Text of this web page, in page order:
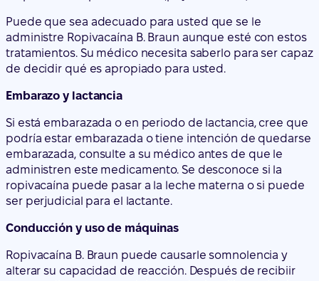
Embarazo y lactancia
Si está embarazada o en periodo de lactancia, cree que
podría estar embarazada o tiene intención de quedarse
embarazada, consulte a su médico antes de que le
administren este medicamento. Se desconoce si la
ropivacaína puede pasar a la leche materna o si puede
ser perjudicial para el lactante.
Conducción y uso de máquinas
Ropivacaína B. Braun puede causarle somnolencia y
alterar su capacidad de reacción. Después de recibiir
este medicamento, no debe conducir, utilizar máquinas
ni trabajar en situaciones peligrosas hasta el día
Ropivacaína B. Braun contiene sodio